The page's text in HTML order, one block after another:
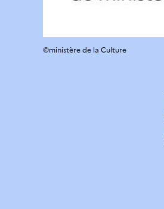
©ministère de la Culture